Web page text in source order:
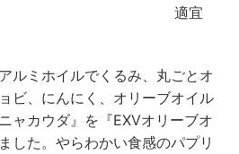
適宜
ルミホイルでくるみ、丸ごとオ
ビ、にんにく、オリーブオイル
ャカウダ』を『EXVオリーブオ
した。やらわかい食感のパプリ